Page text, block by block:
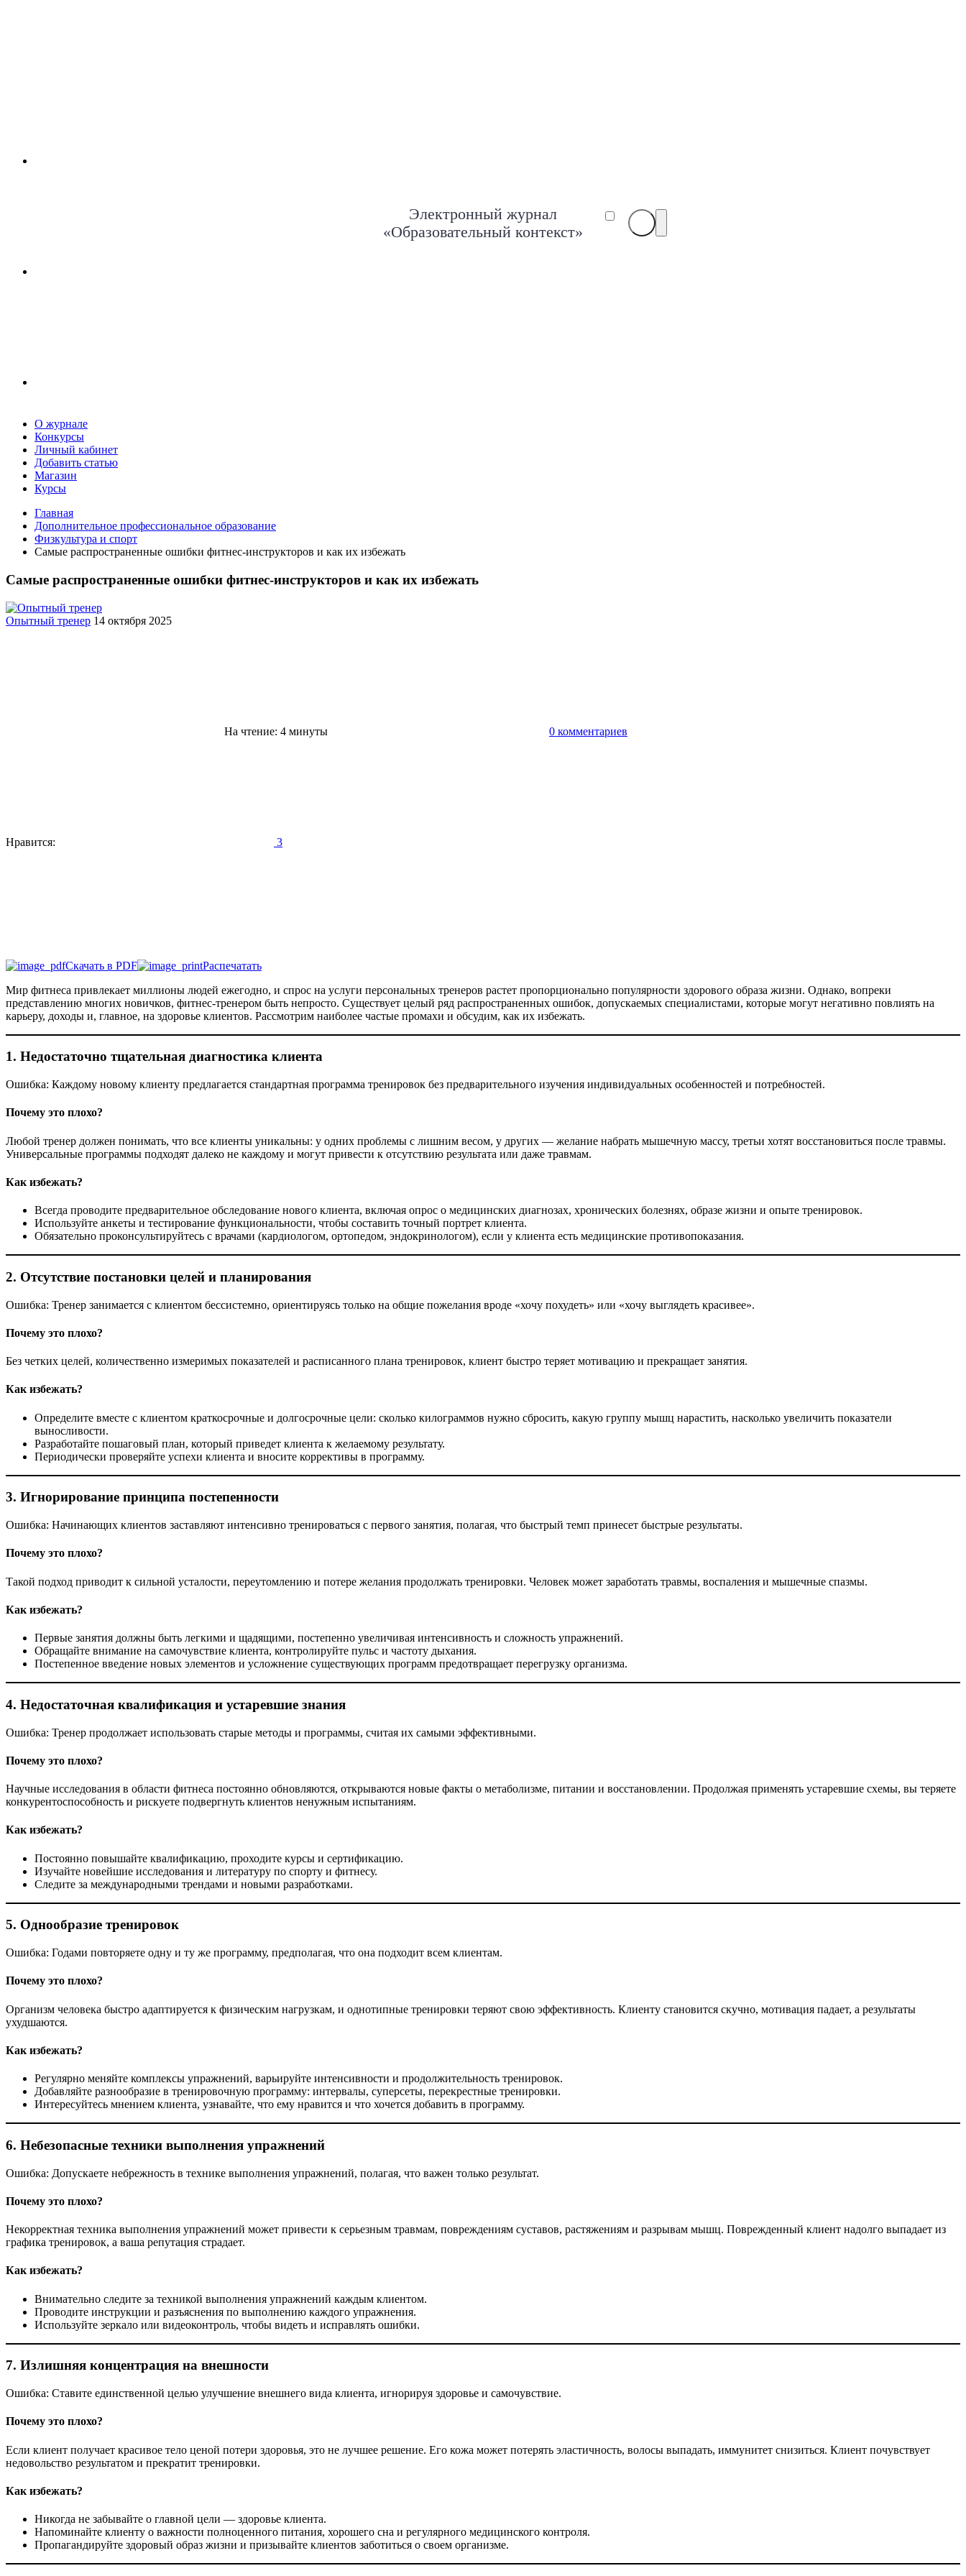
Электронный журнал
«Образовательный контекст»
О журнале
Конкурсы
Личный кабинет
Добавить статью
Магазин
Курсы
Главная
Дополнительное профессиональное образование
Физкультура и спорт
Самые распространенные ошибки фитнес-инструкторов и как их избежать
Самые распространенные ошибки фитнес-инструкторов и как их избежать
Опытный тренер 14 октября 2025
На чтение: 4 минуты 0 комментариев
Нравится: 3
Скачать в PDF
Распечатать
Мир фитнеса привлекает миллионы людей ежегодно, и спрос на услуги персональных тренеров растет пропорционально популярности здорового образа жизни. Однако, вопреки
представлению многих новичков, фитнес-тренером быть непросто. Существует целый ряд распространенных ошибок, допускаемых специалистами, которые могут негативно повлиять на
карьеру, доходы и, главное, на здоровье клиентов. Рассмотрим наиболее частые промахи и обсудим, как их избежать.
1. Недостаточно тщательная диагностика клиента
Ошибка: Каждому новому клиенту предлагается стандартная программа тренировок без предварительного изучения индивидуальных особенностей и потребностей.
Почему это плохо?
Любой тренер должен понимать, что все клиенты уникальны: у одних проблемы с лишним весом, у других — желание набрать мышечную массу, третьи хотят восстановиться после травмы.
Универсальные программы подходят далеко не каждому и могут привести к отсутствию результата или даже травмам.
Как избежать?
Всегда проводите предварительное обследование нового клиента, включая опрос о медицинских диагнозах, хронических болезнях, образе жизни и опыте тренировок.
Используйте анкеты и тестирование функциональности, чтобы составить точный портрет клиента.
Обязательно проконсультируйтесь с врачами (кардиологом, ортопедом, эндокринологом), если у клиента есть медицинские противопоказания.
2. Отсутствие постановки целей и планирования
Ошибка: Тренер занимается с клиентом бессистемно, ориентируясь только на общие пожелания вроде «хочу похудеть» или «хочу выглядеть красивее».
Почему это плохо?
Без четких целей, количественно измеримых показателей и расписанного плана тренировок, клиент быстро теряет мотивацию и прекращает занятия.
Как избежать?
Определите вместе с клиентом краткосрочные и долгосрочные цели: сколько килограммов нужно сбросить, какую группу мышц нарастить, насколько увеличить показатели
выносливости.
Разработайте пошаговый план, который приведет клиента к желаемому результату.
Периодически проверяйте успехи клиента и вносите коррективы в программу.
3. Игнорирование принципа постепенности
Ошибка: Начинающих клиентов заставляют интенсивно тренироваться с первого занятия, полагая, что быстрый темп принесет быстрые результаты.
Почему это плохо?
Такой подход приводит к сильной усталости, переутомлению и потере желания продолжать тренировки. Человек может заработать травмы, воспаления и мышечные спазмы.
Как избежать?
Первые занятия должны быть легкими и щадящими, постепенно увеличивая интенсивность и сложность упражнений.
Обращайте внимание на самочувствие клиента, контролируйте пульс и частоту дыхания.
Постепенное введение новых элементов и усложнение существующих программ предотвращает перегрузку организма.
4. Недостаточная квалификация и устаревшие знания
Ошибка: Тренер продолжает использовать старые методы и программы, считая их самыми эффективными.
Почему это плохо?
Научные исследования в области фитнеса постоянно обновляются, открываются новые факты о метаболизме, питании и восстановлении. Продолжая применять устаревшие схемы, вы теряете
конкурентоспособность и рискуете подвергнуть клиентов ненужным испытаниям.
Как избежать?
Постоянно повышайте квалификацию, проходите курсы и сертификацию.
Изучайте новейшие исследования и литературу по спорту и фитнесу.
Следите за международными трендами и новыми разработками.
5. Однообразие тренировок
Ошибка: Годами повторяете одну и ту же программу, предполагая, что она подходит всем клиентам.
Почему это плохо?
Организм человека быстро адаптируется к физическим нагрузкам, и однотипные тренировки теряют свою эффективность. Клиенту становится скучно, мотивация падает, а результаты
ухудшаются.
Как избежать?
Регулярно меняйте комплексы упражнений, варьируйте интенсивности и продолжительность тренировок.
Добавляйте разнообразие в тренировочную программу: интервалы, суперсеты, перекрестные тренировки.
Интересуйтесь мнением клиента, узнавайте, что ему нравится и что хочется добавить в программу.
6. Небезопасные техники выполнения упражнений
Ошибка: Допускаете небрежность в технике выполнения упражнений, полагая, что важен только результат.
Почему это плохо?
Некорректная техника выполнения упражнений может привести к серьезным травмам, повреждениям суставов, растяжениям и разрывам мышц. Поврежденный клиент надолго выпадает из
графика тренировок, а ваша репутация страдает.
Как избежать?
Внимательно следите за техникой выполнения упражнений каждым клиентом.
Проводите инструкции и разъяснения по выполнению каждого упражнения.
Используйте зеркало или видеоконтроль, чтобы видеть и исправлять ошибки.
7. Излишняя концентрация на внешности
Ошибка: Ставите единственной целью улучшение внешнего вида клиента, игнорируя здоровье и самочувствие.
Почему это плохо?
Если клиент получает красивое тело ценой потери здоровья, это не лучшее решение. Его кожа может потерять эластичность, волосы выпадать, иммунитет снизиться. Клиент почувствует
недовольство результатом и прекратит тренировки.
Как избежать?
Никогда не забывайте о главной цели — здоровье клиента.
Напоминайте клиенту о важности полноценного питания, хорошего сна и регулярного медицинского контроля.
Пропагандируйте здоровый образ жизни и призывайте клиентов заботиться о своем организме.